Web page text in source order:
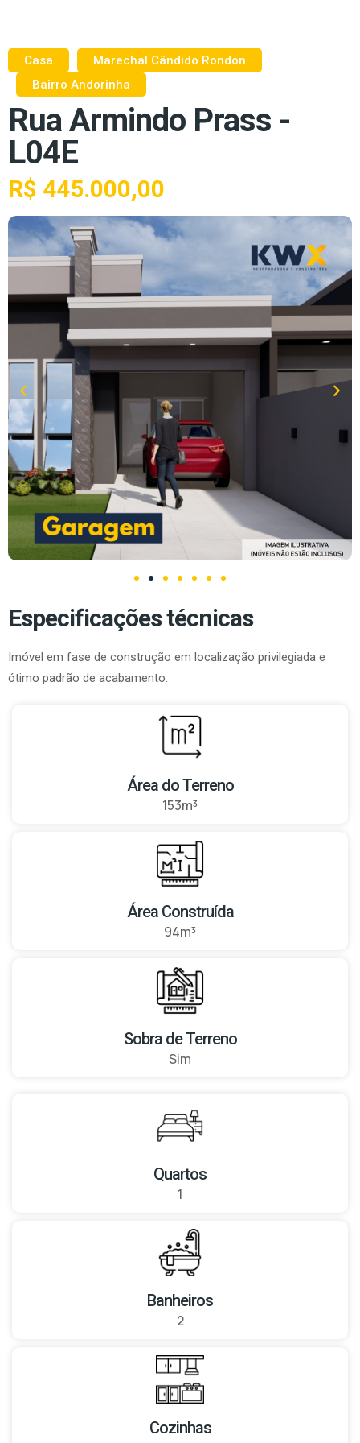
Casa
Marechal Cândido Rondon
Bairro Andorinha
Rua Armindo Prass -
L04E
R$ 445.000,00
Especificações técnicas
Imóvel em fase de construção em localização privilegiada e
ótimo padrão de acabamento.
Área do Terreno
153m³
Área Construída
94m³
Sobra de Terreno
Sim
Quartos
1
Banheiros
2
Cozinhas